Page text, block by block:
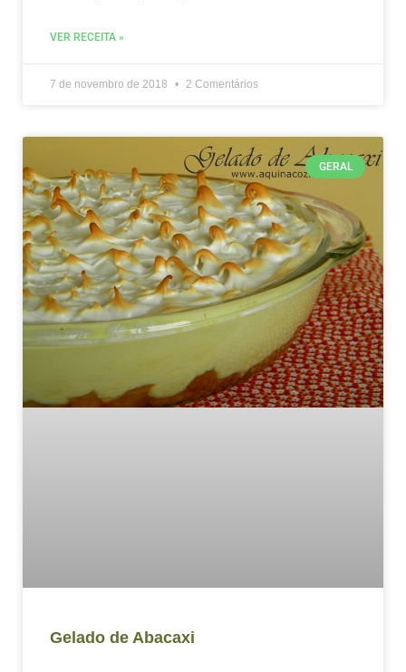
VER RECEITA »
7 de novembro de 2018 2 Comentários
GERAL
Gelado de Abacaxi